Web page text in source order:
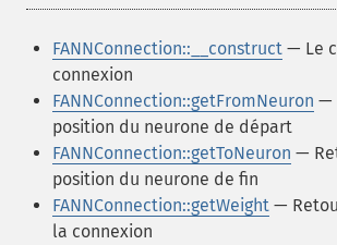
FANNConnection::__construct — Le
connexion
FANNConnection::getFromNeuron —
position du neurone de départ
FANNConnection::getToNeuron —
position du neurone de fin
FANNConnection::getWeight —
la connexion